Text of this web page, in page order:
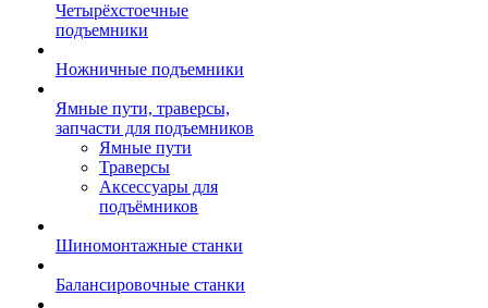
Четырёхстоечные
подъемники
Ножничные подъемники
Ямные пути, траверсы,
запчасти для подъемников
Ямные пути
Траверсы
Аксессуары для
подъёмников
Шиномонтажные станки
Балансировочные станки